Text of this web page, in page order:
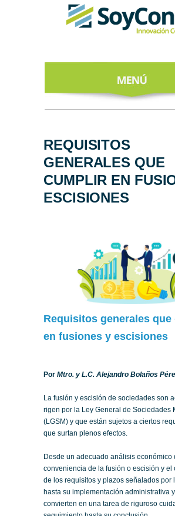
ACERCA DE
NUESTROS
EXPERTOS
TODO SOBRE
AL NEWSLETTER
REQUISITOS
GENERALES QUE
CUMPLIR EN
ESCISIONES
Requisitos generales
en fusiones y escisiones
Por Mtro. y L.C. Alejandro Bolaños
La fusión y escisión de sociedades son
rigen por la Ley General de Sociedades
(LGSM) y que están sujetos a ciertos
que surtan plenos efectos.
Desde un adecuado análisis económico
conveniencia de la fusión o escisión y el
de los requisitos y plazos señalados por
hasta su implementación administrativa
convierten en una tarea de riguroso